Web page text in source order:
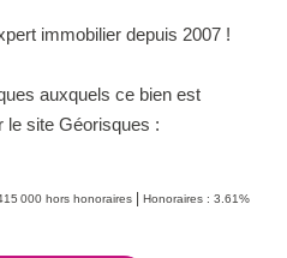
immobilier depuis 2007 !
auxquels ce bien est
le site Géorisques :
000 hors honoraires | Honoraires : 3.61%